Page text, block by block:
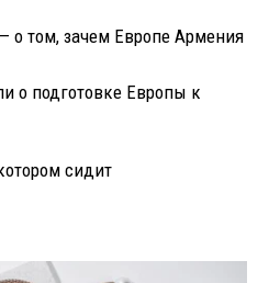
о том, зачем Европе Армения
о подготовке Европы к
сидит